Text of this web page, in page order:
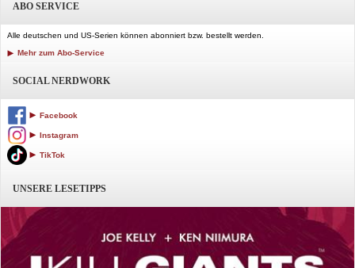
ABO SERVICE
Alle deutschen und US-Serien können abonniert bzw. bestellt werden.
Mehr zum Abo-Service
SOCIAL NERDWORK
Facebook
Instagram
TikTok
UNSERE LESETIPPS